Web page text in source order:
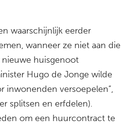
waarschijnlijk eerder
wanneer ze niet aan die
huisgenoot
Hugo de Jonge wilde
inwonenden versoepelen”,
splitsen en erfdelen).
om een huurcontract te